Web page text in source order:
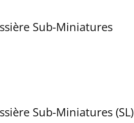
Sub-Miniatures
Sub-Miniatures (SL)